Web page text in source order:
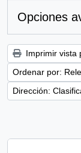
Opciones
Imprimir vista
Ordenar por:
Dirección: